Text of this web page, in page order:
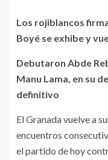
Los rojiblancos
Boyé se exhibe y
Debutaron Abde
Manu Lama, en su
definitivo
El Granada vuelve a
encuentros
el partido de hoy